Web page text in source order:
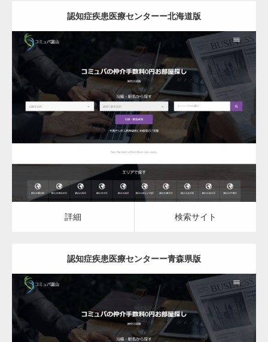
認知症疾患医療センターー北海道版
更新日： 2023.03.10
認知症疾患医療センター
詳細 検索サイト
詳細 検索サイト
認知症疾患医療センターー青森県版
更新日： 2023.03.10